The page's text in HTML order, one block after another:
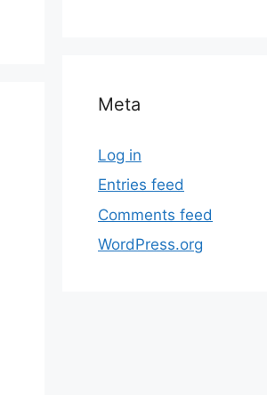
Meta
Log in
Entries feed
Comments feed
WordPress.org